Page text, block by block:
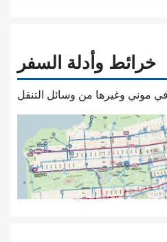
خرائط وأدلة السفر
موني وغيرها من وسائل التنقل